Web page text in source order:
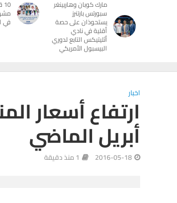
مارك كوبان وهاربينغر
سبورتس بارتنرز
يستحوذان على حصة
أقلية في نادي
أثليتيكس التابع لدوري
البيسبول الأمريكي
في
اخبار
ارتفاع أسعار
أبريل الماضي
2016-05-18 1 منذ دقيقة